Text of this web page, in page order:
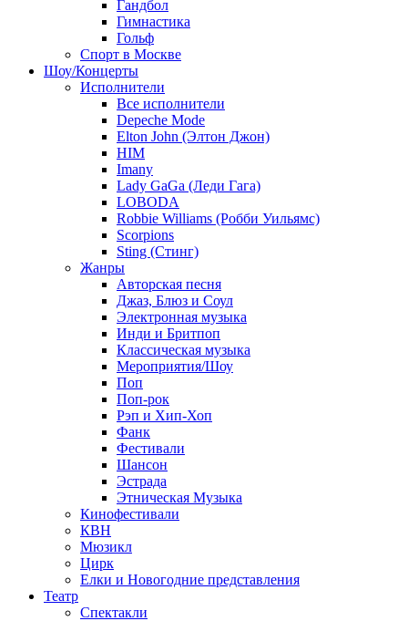
Гандбол
Гимнастика
Гольф
Спорт в Москве
Шоу/Концерты
Исполнители
Все исполнители
Depeche Mode
Elton John (Элтон Джон)
HIM
Imany
Lady GaGa (Леди Гага)
LOBODA
Robbie Williams (Робби Уильямс)
Scorpions
Sting (Стинг)
Жанры
Авторская песня
Джаз, Блюз и Соул
Электронная музыка
Инди и Бритпоп
Классическая музыка
Мероприятия/Шоу
Поп
Поп-рок
Рэп и Хип-Хоп
Фанк
Фестивали
Шансон
Эстрада
Этническая Музыка
Кинофестивали
КВН
Мюзикл
Цирк
Елки и Новогодние представления
Театр
Спектакли